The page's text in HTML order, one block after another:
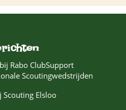
Rabo ClubSupport
Scoutingwedstrijden
Scouting Elsloo